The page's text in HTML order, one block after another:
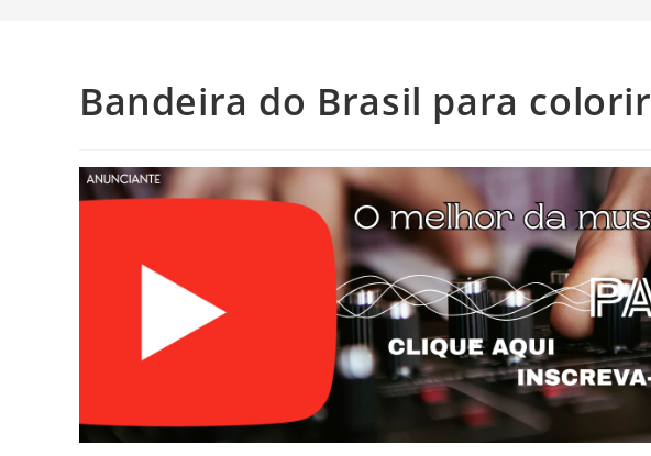
Bandeira do Brasil para colorir